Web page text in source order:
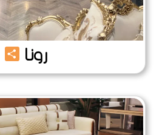
رونا